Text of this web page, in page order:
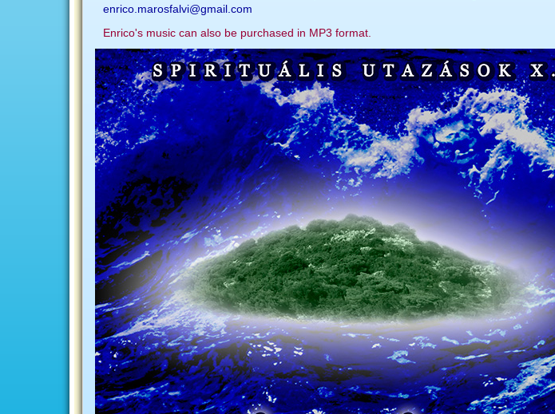
enrico.marosfalvi@gmail.com
Enrico's music can also be purchased in MP3 format.